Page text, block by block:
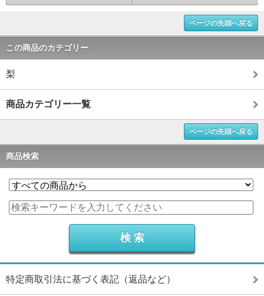
ページの先頭へ戻る
この商品のカテゴリー
梨
商品カテゴリー一覧
ページの先頭へ戻る
商品検索
特定商取引法に基づく表記（返品など）